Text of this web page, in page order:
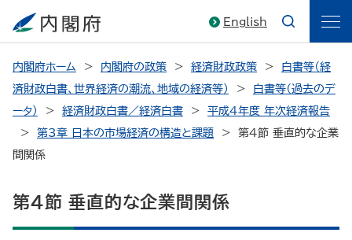
English
内閣府ホーム 内閣府の政策 経済財政政策
白書等（経
済財政白書、世界経済の潮流、地域の経済等）
白書等（過去のデ
ータ）
経済財政白書／経済白書
平成4年度 年次経済報告
第3章 日本の市場経済の構造と課題
第4節 垂直的な企業
間関係
第4節 垂直的な企業間関係